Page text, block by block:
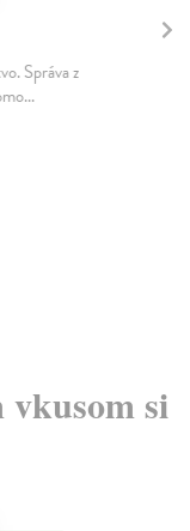
Správa z
vkusom si